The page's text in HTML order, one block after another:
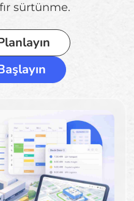
sürtünme.